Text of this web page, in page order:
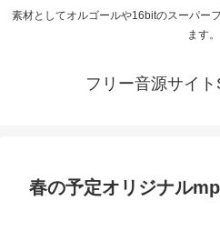
素材としてオルゴールや16bitのスーパー
ます。
フリー音源サイ
春の予定オリジナル